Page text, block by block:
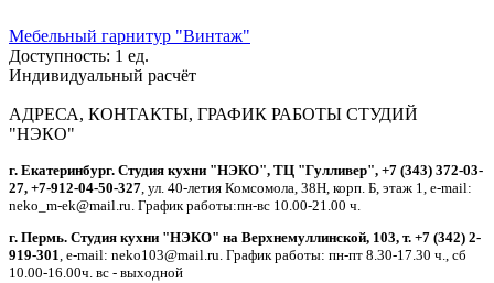
Мебельный гарнитур "Винтаж"
Доступность: 1 ед.
Индивидуальный расчёт
АДРЕСА, КОНТАКТЫ, ГРАФИК РАБОТЫ СТУДИЙ
"НЭКО"
г. Екатеринбург. Студия кухни "НЭКО", ТЦ "Гулливер", +7 (343) 372-03-
27, +7-912-04-50-327, ул. 40-летия Комсомола, 38Н, корп. Б, этаж 1, e-mail:
neko_m-ek@mail.ru. График работы:пн-вс 10.00-21.00 ч.
г. Пермь. Студия кухни "НЭКО" на Верхнемуллинской, 103, т. +7 (342) 2-
919-301, e-mail: neko103@mail.ru. График работы: пн-пт 8.30-17.30 ч., сб
10.00-16.00ч. вс - выходной